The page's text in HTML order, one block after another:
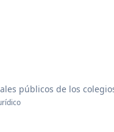
públicos de los